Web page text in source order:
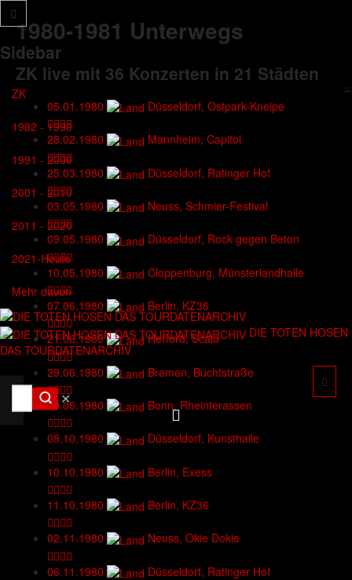
Sidebar
×
ZK
1982 - 1990
1991 - 2000
2001 - 2010
2011 - 2020
2021-Heute
Mehr davon
DIE TOTEN HOSEN
DAS TOURDATENARCHIV
✕
1980-1981 Unterwegs
ZK live mit 36 Konzerten in 21 Städten
05.01.1980 Düsseldorf, Ostpark-Kneipe
28.02.1980 Mannheim, Capitol
25.03.1980 Düsseldorf, Ratinger Hof
03.05.1980 Neuss, Schmier-Festival
09.05.1980 Düsseldorf, Rock gegen Beton
10.05.1980 Cloppenburg, Münsterlandhalle
07.06.1980 Berlin, KZ36
21.06.1980 Herford, Scala
29.06.1980 Bremen, Buchtstraße
29.06.1980 Bonn, Rheinterassen
08.10.1980 Düsseldorf, Kunsthalle
10.10.1980 Berlin, Exess
11.10.1980 Berlin, KZ36
02.11.1980 Neuss, Okie Dokie
06.11.1980 Düsseldorf, Ratinger Hof